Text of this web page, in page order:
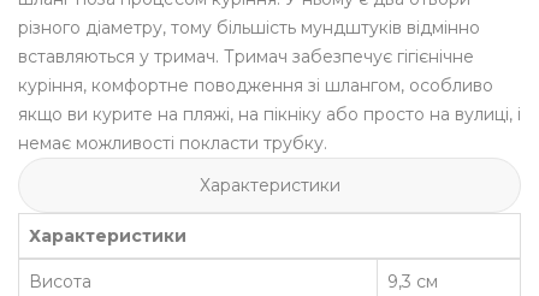
різного діаметру, тому більшість мундштуків відмінно
вставляються у тримач. Тримач забезпечує гігієнічне
куріння, комфортне поводження зі шлангом, особливо
якщо ви курите на пляжі, на пікніку або просто на вулиці, і
немає можливості покласти трубку.
Характеристики
Характеристики
Висота 9,3 см